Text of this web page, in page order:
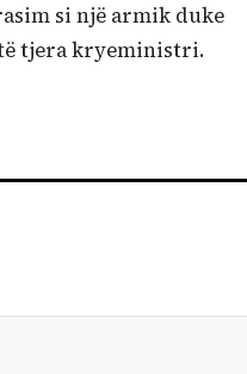
si një armik duke
tjera kryeministri.